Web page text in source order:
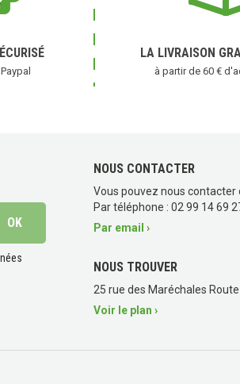
LA LIVRAISON
à partir de 60 €
NOUS CONTACTER
Vous pouvez nous contacter
Par téléphone : 02 99 14 69
Par email ›
NOUS TROUVER
25 rue des Maréchales
Voir le plan ›